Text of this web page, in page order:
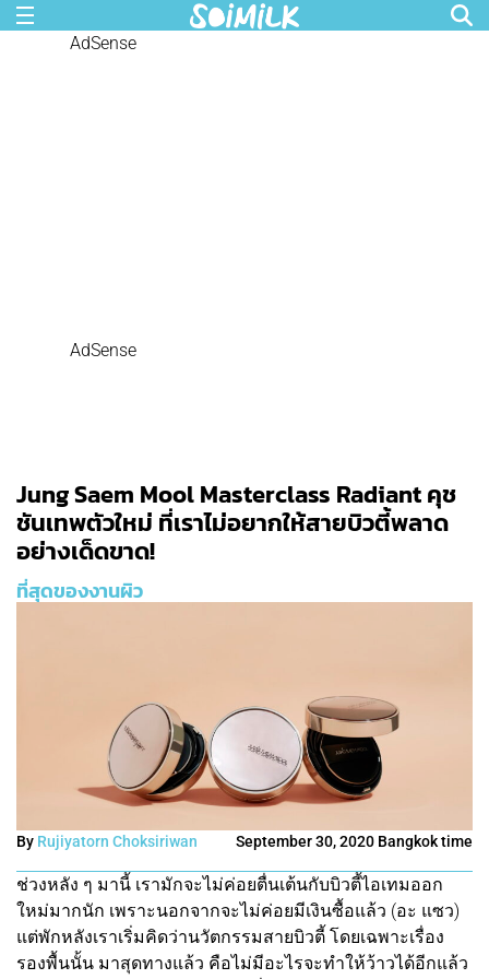
AdSense
AdSense
Jung Saem Mool Masterclass Radiant คุช
ชันเทพตัวใหม่ ที่เราไม่อยากให้สายบิวตี้พลาด
อย่างเด็ดขาด!
ที่สุดของงานผิว
By Rujiyatorn Choksiriwan September 30, 2020 Bangkok time
ช่วงหลัง ๆ มานี้ เรามักจะไม่ค่อยตื่นเต้นกับบิวตี้ไอเทมออก
ใหม่มากนัก เพราะนอกจากจะไม่ค่อยมีเงินซื้อแล้ว (อะ แซว)
แต่พักหลังเราเริ่มคิดว่านวัตกรรมสายบิวตี้ โดยเฉพาะเรื่อง
รองพื้นนั้น มาสุดทางแล้ว คือไม่มีอะไรจะทำให้ว้าวได้อีกแล้ว